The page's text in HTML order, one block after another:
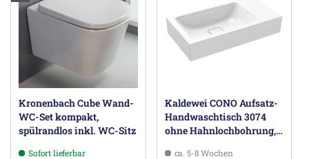
Kronenbach Cube Wand-
WC-Set kompakt,
spülrandlos inkl. WC-Sitz
Sofort lieferbar
Kaldewei CONO Aufsatz-
Handwaschtisch 3074
ohne Hahnlochbohrung,
ca. 5-8 Wochen